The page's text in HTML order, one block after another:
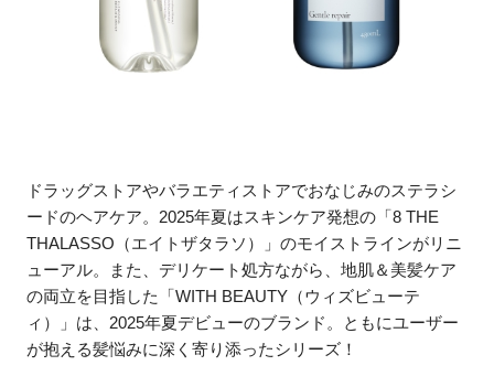
ドラッグストアやバラエティストアでおなじみのステラシ
ードのヘアケア。2025年夏はスキンケア発想の「8 THE
THALASSO（エイトザタラソ）」のモイストラインがリニ
ューアル。また、デリケート処方ながら、地肌＆美髪ケア
の両立を目指した「WITH BEAUTY（ウィズビューテ
ィ）」は、2025年夏デビューのブランド。ともにユーザー
が抱える髪悩みに深く寄り添ったシリーズ！